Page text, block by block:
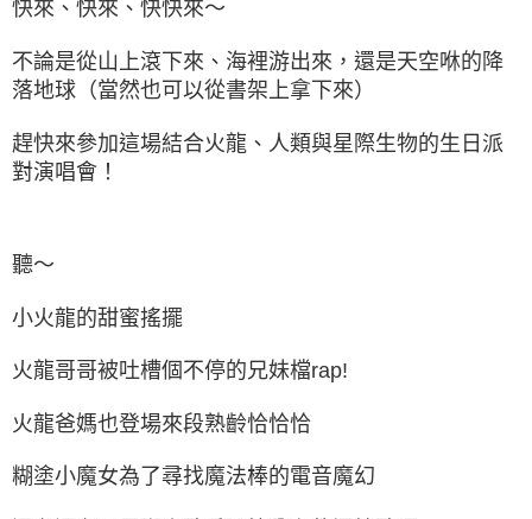
快來、快來、快快來～
不論是從山上滾下來、海裡游出來，還是天空咻的降
落地球（當然也可以從書架上拿下來）
趕快來參加這場結合火龍、人類與星際生物的生日派
對演唱會！
聽～
小火龍的甜蜜搖擺
火龍哥哥被吐槽個不停的兄妹檔rap!
火龍爸媽也登場來段熟齡恰恰恰
糊塗小魔女為了尋找魔法棒的電音魔幻